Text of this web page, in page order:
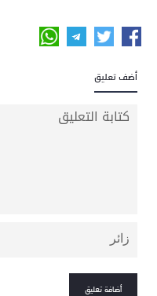
أضف تعليق